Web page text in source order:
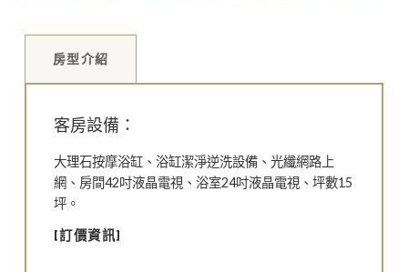
房型介紹
客房設備：
大理石按摩浴缸、浴缸潔淨逆洗設備、光纖網路上
網、房間42吋液晶電視、浴室24吋液晶電視、坪數15
坪。
[訂價資訊]